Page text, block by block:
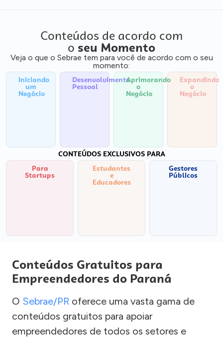
Conteúdos de acordo com
o seu Momento
Veja o que o Sebrae tem para você de acordo com o seu
momento:
Iniciando
um
Negócio
Desenvolvimento
Pessoal
Aprimorando
o
Negócio
Expandindo
o
Negócio
CONTEÚDOS EXCLUSIVOS PARA
Para
Startups
Estudantes
e
Educadores
Gestores
Públicos
Conteúdos Gratuitos para
Empreendedores do Paraná
O Sebrae/PR oferece uma vasta gama de
conteúdos gratuitos para apoiar
empreendedores de todos os setores e